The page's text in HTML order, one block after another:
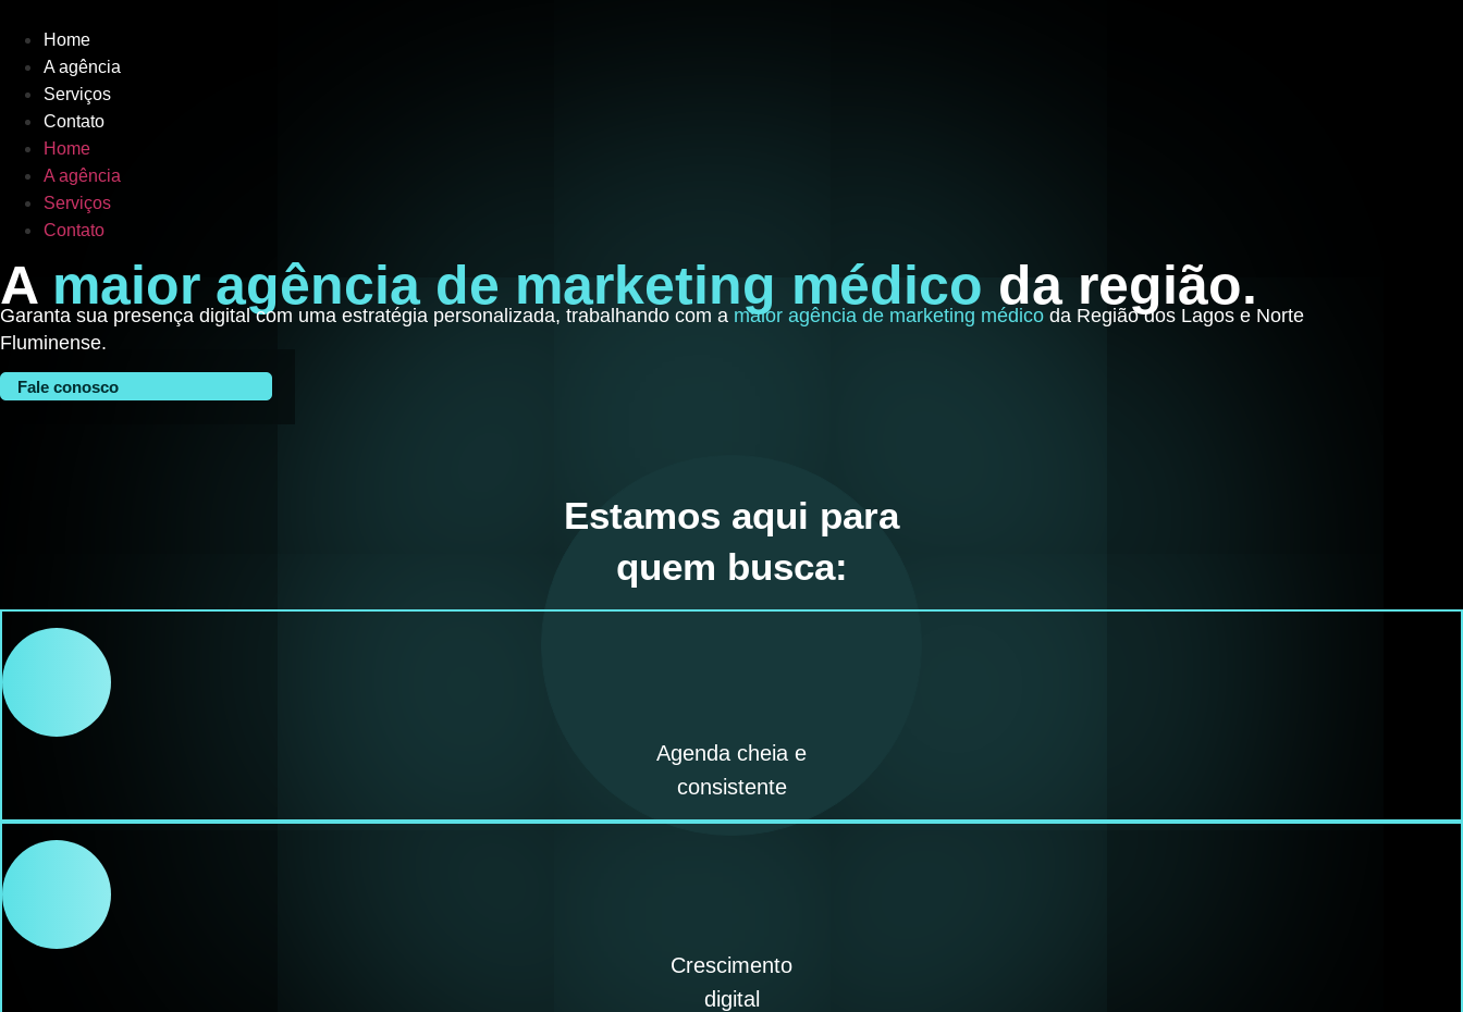
Home
A agência
Serviços
Contato
Home
A agência
Serviços
Contato
A maior agência de marketing médico da região.
Garanta sua presença digital com uma estratégia personalizada, trabalhando com a maior agência de marketing médico da Região dos Lagos e Norte
Fluminense.
Fale conosco
Estamos aqui para
quem busca:
Agenda cheia e
consistente
Crescimento
digital